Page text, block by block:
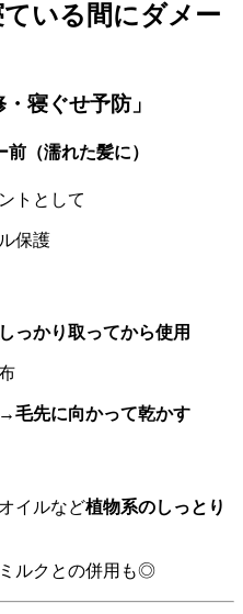
いる間にダメー
寝ぐせ予防」
（濡れた髪に）
トとして
保護
っかり取ってから使用
毛先に向かって乾かす
イルなど植物系のしっとり
ルクとの併用も◎